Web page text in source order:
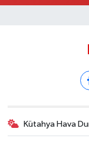
Kütahya Hava